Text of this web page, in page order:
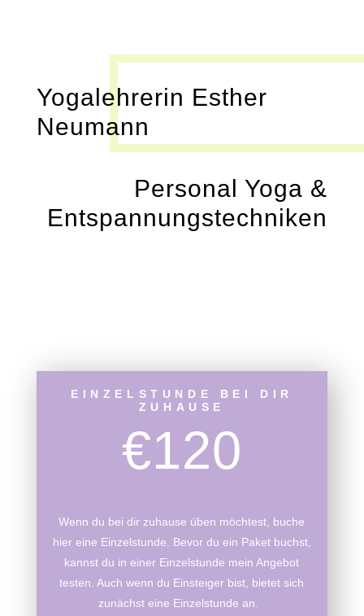
Yogalehrerin Esther
Neumann
Personal Yoga &
Entspannungs­techniken
EINZELSTUNDE BEI DIR
ZUHAUSE
€120
Wenn du bei dir zuhause üben möchtest, buche
hier eine Einzelstunde. Bevor du ein Paket buchst,
kannst du in einer Einzelstunde mein Angebot
testen. Auch wenn du Einsteiger bist, bietet sich
zunächst eine Einzelstunde an.